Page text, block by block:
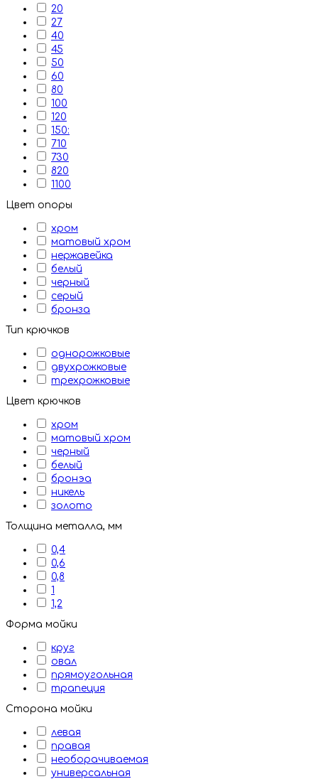
20
27
40
45
50
60
80
100
120
150:
710
730
820
1100
Цвет опоры
хром
матовый хром
нержавейка
белый
черный
серый
бронза
Тип крючков
однорожковые
двухрожковые
трехрожковые
Цвет крючков
хром
матовый хром
черный
белый
бронэа
никель
золото
Толщина металла, мм
0,4
0,6
0,8
1
1,2
Форма мойки
круг
овал
прямоугольная
трапеция
Сторона мойки
левая
правая
необорачиваемая
универсальная